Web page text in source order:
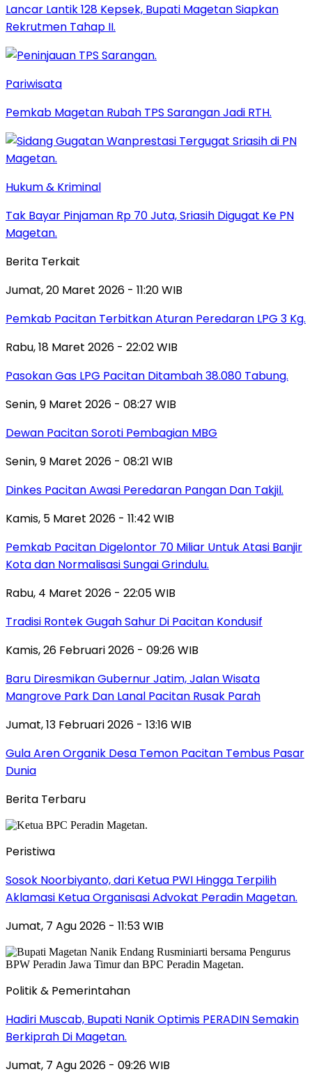
Lancar Lantik 128 Kepsek, Bupati Magetan Siapkan
Rekrutmen Tahap II.
Pariwisata
Pemkab Magetan Rubah TPS Sarangan Jadi RTH.
Hukum & Kriminal
Tak Bayar Pinjaman Rp 70 Juta, Sriasih Digugat Ke PN
Magetan.
Berita Terkait
Jumat, 20 Maret 2026 - 11:20 WIB
Pemkab Pacitan Terbitkan Aturan Peredaran LPG 3 Kg.
Rabu, 18 Maret 2026 - 22:02 WIB
Pasokan Gas LPG Pacitan Ditambah 38.080 Tabung.
Senin, 9 Maret 2026 - 08:27 WIB
Dewan Pacitan Soroti Pembagian MBG
Senin, 9 Maret 2026 - 08:21 WIB
Dinkes Pacitan Awasi Peredaran Pangan Dan Takjil.
Kamis, 5 Maret 2026 - 11:42 WIB
Pemkab Pacitan Digelontor 70 Miliar Untuk Atasi Banjir
Kota dan Normalisasi Sungai Grindulu.
Rabu, 4 Maret 2026 - 22:05 WIB
Tradisi Rontek Gugah Sahur Di Pacitan Kondusif
Kamis, 26 Februari 2026 - 09:26 WIB
Baru Diresmikan Gubernur Jatim, Jalan Wisata
Mangrove Park Dan Lanal Pacitan Rusak Parah
Jumat, 13 Februari 2026 - 13:16 WIB
Gula Aren Organik Desa Temon Pacitan Tembus Pasar
Dunia
Berita Terbaru
Peristiwa
Sosok Noorbiyanto, dari Ketua PWI Hingga Terpilih
Aklamasi Ketua Organisasi Advokat Peradin Magetan.
Jumat, 7 Agu 2026 - 11:53 WIB
Politik & Pemerintahan
Hadiri Muscab, Bupati Nanik Optimis PERADIN Semakin
Berkiprah Di Magetan.
Jumat, 7 Agu 2026 - 09:26 WIB